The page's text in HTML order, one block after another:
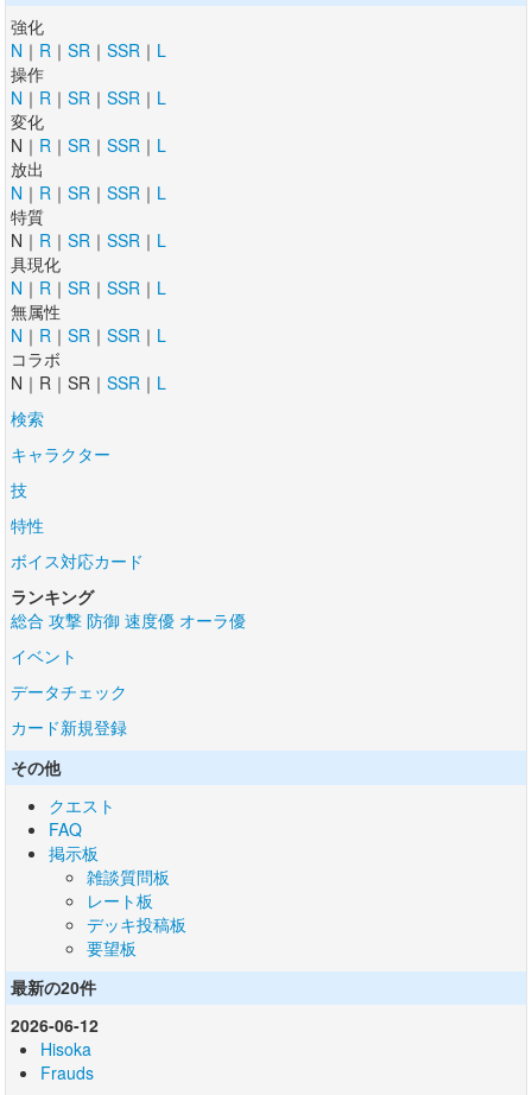
強化
N ｜ R ｜ SR ｜ SSR ｜ L
操作
N ｜ R ｜ SR ｜ SSR ｜ L
変化
N｜ R ｜ SR ｜ SSR ｜ L
放出
N ｜ R ｜ SR ｜ SSR ｜ L
特質
N｜ R ｜ SR ｜ SSR ｜ L
具現化
N ｜ R ｜ SR ｜ SSR ｜ L
無属性
N ｜ R ｜ SR ｜ SSR ｜ L
コラボ
N｜R｜SR｜ SSR ｜ L
検索
キャラクター
技
特性
ボイス対応カード
ランキング
総合 攻撃 防御 速度優 オーラ優
イベント
データチェック
カード新規登録
その他
クエスト
FAQ
掲示板
雑談質問板
レート板
デッキ投稿板
要望板
最新の20件
2026-06-12
Hisoka
Frauds